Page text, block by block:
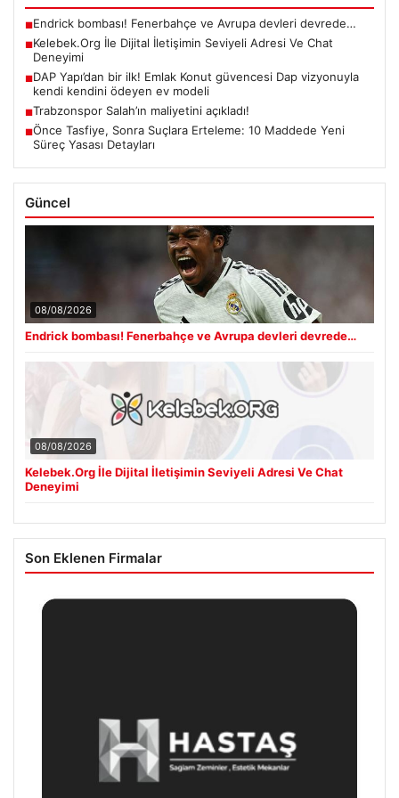
■Endrick bombası! Fenerbahçe ve Avrupa devleri devrede…
■Kelebek.Org İle Dijital İletişimin Seviyeli Adresi Ve Chat
Deneyimi
■DAP Yapı’dan bir ilk! Emlak Konut güvencesi Dap vizyonuyla
kendi kendini ödeyen ev modeli
■Trabzonspor Salah’ın maliyetini açıkladı!
■Önce Tasfiye, Sonra Suçlara Erteleme: 10 Maddede Yeni
Süreç Yasası Detayları
Güncel
08/08/2026
Endrick bombası! Fenerbahçe ve Avrupa devleri devrede…
08/08/2026
Kelebek.Org İle Dijital İletişimin Seviyeli Adresi Ve Chat
Deneyimi
Son Eklenen Firmalar